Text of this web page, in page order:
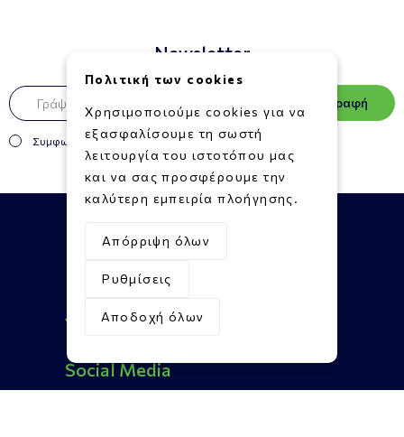
Newsletter
Εγγραφή
Συμφωνώ με τουςΌρους και Προϋποθέσεις
Υποστήριξη
Social Media
Πολιτική των cookies
Χρησιμοποιούμε cookies για να
εξασφαλίσουμε τη σωστή
λειτουργία του ιστοτόπου μας
και να σας προσφέρουμε την
καλύτερη εμπειρία πλοήγησης.
Απόρριψη όλων
Ρυθμίσεις
Αποδοχή όλων